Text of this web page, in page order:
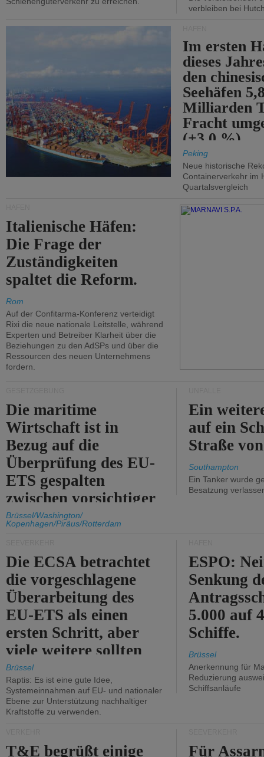
verbleiben bei
Im ersten
dieses
den
Seehäfen
Milliarden
Fracht
(+3,0 %).
Peking
Neue historische
Containerverkehr im
Quartalsvergleich
Italienische Häfen:
Die Frage der
Zuständigkeiten
spaltet die Reform.
Rom
Auf der Confitarma-Konferenz verteidigt
Rixi die neue nationale Leitstelle, während
Experten und Betreiber Klarheit über die
Beziehungen zu den AdSPs und über die
Ressourcen des neuen Unternehmens
fordern.
Die maritime
Wirtschaft ist in
Bezug auf die
Überprüfung des EU-
ETS gespalten
zwischen vorsichtiger
Unterstützung und
Kritik.
Brüssel/Washington/
Kopenhagen/Piräus/Rotterdam
Ein
auf ein
Straße
Southampton
Ein Tanker wurde
Besatzung
Die ECSA betrachtet
die vorgeschlagene
Überarbeitung des
EU-ETS als einen
ersten Schritt, aber
viele weitere sollten
folgen.
Brüssel
Raptis: Es ist eine gute Idee,
Systemeinnahmen auf EU- und nationaler
Ebene zur Unterstützung nachhaltiger
Kraftstoffe zu verwenden.
ESPO:
Senkung
5.000 auf
Schiffe.
Brüssel
Anerkennung für
Reduzierung
Schiffsanläufe
T&E begrüßt einige
Für